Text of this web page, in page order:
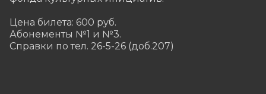
Цена билета: 600 руб.
Абонементы №1 и №3.
Справки по тел. 26-5-26 (доб.207)